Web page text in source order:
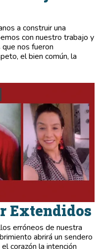
a construir una
con nuestro trabajo y
nos fueron
el bien común, la
Extendidos
erróneos de nuestra
abrirá un sendero
corazón la intención